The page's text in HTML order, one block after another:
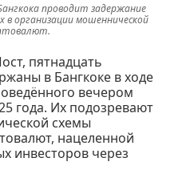
проводит задержание
в организации мошеннической
пятнадцать
в Бангкоке в ходе
вечером
года. Их подозревают
схемы
нацеленной
инвесторов через